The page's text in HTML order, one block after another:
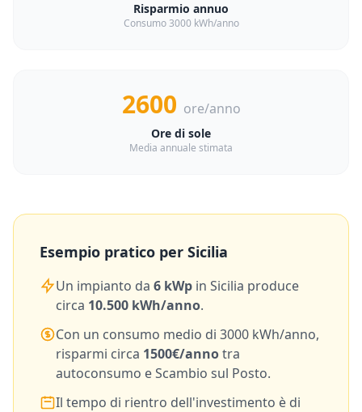
Risparmio annuo
Consumo 3000 kWh/anno
2600 ore/anno
Ore di sole
Media annuale stimata
Esempio pratico per Sicilia
Un impianto da 6 kWp in Sicilia produce
circa 10.500 kWh/anno.
Con un consumo medio di 3000 kWh/anno,
risparmi circa 1500€/annotra
autoconsumo e Scambio sul Posto.
Il tempo di rientro dell'investimento è di